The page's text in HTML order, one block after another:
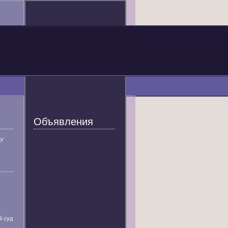
суд
Объявления